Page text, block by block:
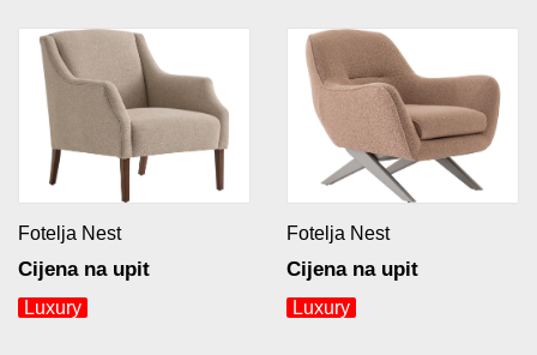
Fotelja Nest
Cijena na upit
Luxury
Fotelja Nest
Cijena na upit
Luxury